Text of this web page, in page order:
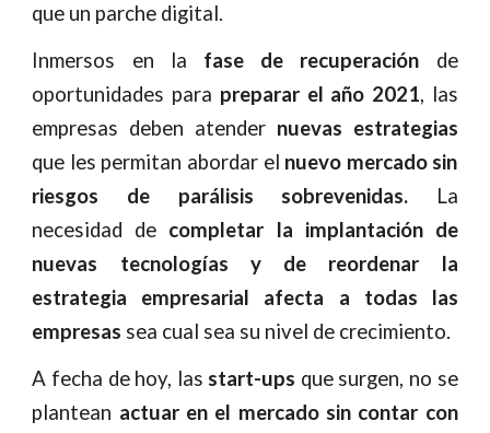
que un parche digital.
Inmersos en la fase de recuperación de
oportunidades para preparar el año 2021, las
empresas deben atender nuevas estrategias
que les permitan abordar el nuevo mercado sin
riesgos de parálisis sobrevenidas.
La
necesidad de completar la implantación de
nuevas tecnologías y de reordenar la
estrategia empresarial afecta a todas las
empresas sea cual sea su nivel de crecimiento.
A fecha de hoy, las start-ups que surgen, no se
plantean actuar en el mercado sin contar con